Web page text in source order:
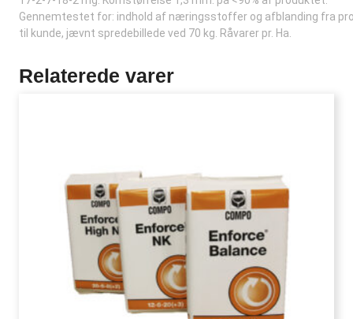
Gennemtestet for: indhold af næringsstoffer og afblanding fra
til kunde, jævnt spredebillede ved 70 kg. Råvarer pr. Ha.
Relaterede varer